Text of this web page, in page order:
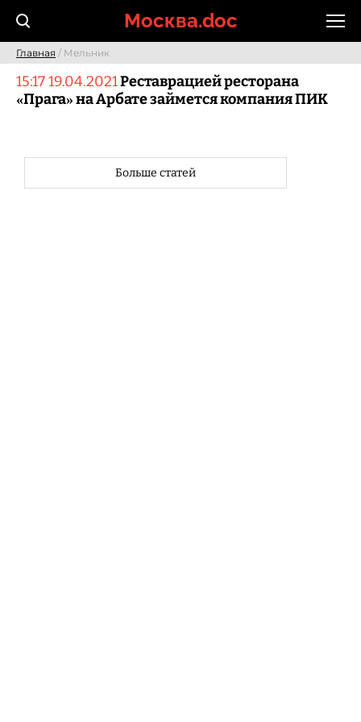
Москва.doc
Главная / Мельник
15:17 19.04.2021Реставрацией ресторана
«Прага» на Арбате займется компания ПИК
Больше статей